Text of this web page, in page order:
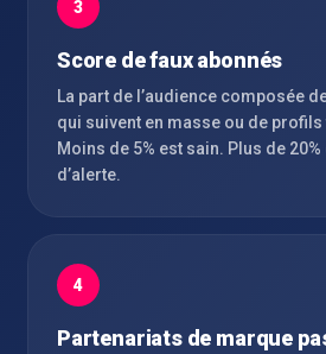
3
Score de faux abonnés
La part de l’audience composée
qui suivent en masse ou de
Moins de 5% est sain. Plus de 20%
d’alerte.
4
Partenariats de marque